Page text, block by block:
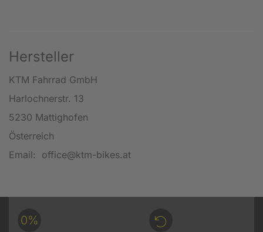
Hersteller
KTM Fahrrad GmbH
Harlochnerstr. 13
5230 Mattighofen
Österreich
Email: office@ktm-bikes.at
0%